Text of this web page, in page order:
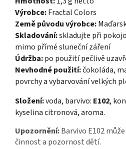
Výrobce:Fractal Colors
Země původu výrobce:
Skladování:skladujte při
mimo přímé sluneční záření
Údržba:po použití pečlivě
Nevhodné použití:čokoláda,
povrchy a vybarvování velkých
Složení:voda, barvivo: E102,
kyselina citronová, aroma.
Upozornění:Barvivo E102
činnost a pozornost dětí.